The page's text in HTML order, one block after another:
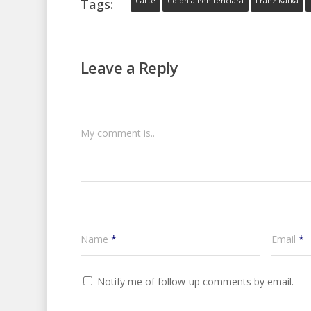
Tags:
Leave a Reply
My comment is..
Name * Email *
Notify me of follow-up comments by email.